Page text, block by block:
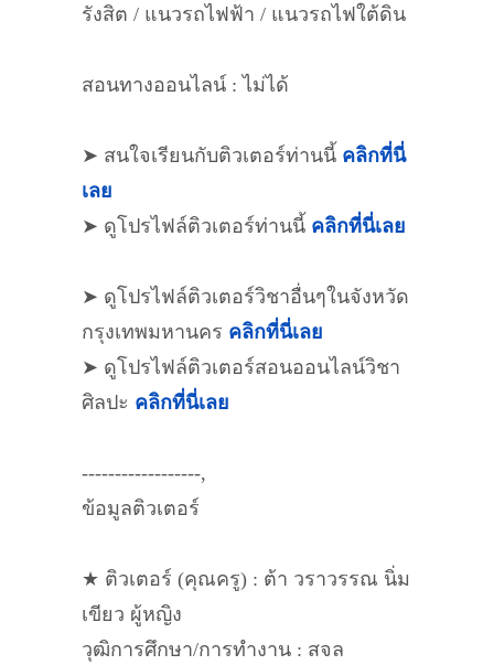
รังสิต / แนวรถไฟฟ้า / แนวรถไฟใต้ดิน
สอนทางออนไลน์ : ไม่ได้
➤ สนใจเรียนกับติวเตอร์ท่านนี้ คลิกที่นี่
เลย
➤ ดูโปรไฟล์ติวเตอร์ท่านนี้ คลิกที่นี่เลย
➤ ดูโปรไฟล์ติวเตอร์วิชาอื่นๆในจังหวัด
กรุงเทพมหานคร คลิกที่นี่เลย
➤ ดูโปรไฟล์ติวเตอร์สอนออนไลน์วิชา
ศิลปะ คลิกที่นี่เลย
------------------,
ข้อมูลติวเตอร์
★ ติวเตอร์ (คุณครู) : ต้า วราวรรณ นิ่ม
เขียว ผู้หญิง
วุฒิการศึกษา/การทำงาน : สจล